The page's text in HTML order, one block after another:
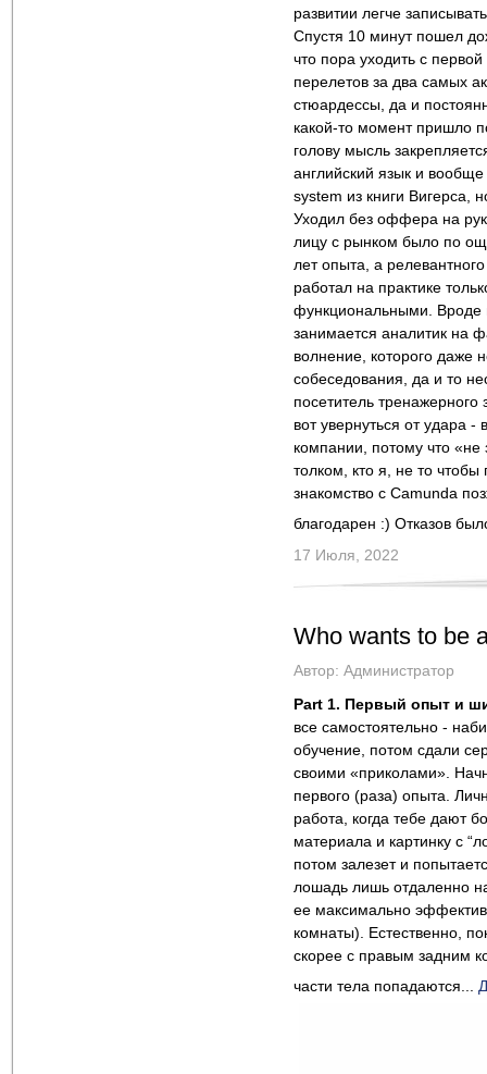
развитии легче
Спустя 10 минут пошел
что пора уходить с
перелетов за два самых
стюардессы, да и
какой-то момент пришло
голову мысль
английский язык и
system из книги Вигерса,
Уходил без оффера на
лицу с рынком было по
лет опыта, а
работал на практике
функциональными. Вроде
занимается аналитик на
волнение, которого даже
собеседования, да и то
посетитель
вот увернуться от удара
компании, потому что «не
толком, кто я, не то чтобы
знакомство с Camunda
благодарен :) Отказов
17 Июля, 2022
Who wants to be
Автор: Администратор
Part 1. Первый опыт и
все самостоятельно -
обучение, потом сдали
своими «приколами».
первого (раза) опыта.
работа, когда тебе дают
материала и картинку с
потом залезет и
лошадь лишь отдаленно
ее максимально
комнаты). Естественно,
скорее с правым задним
части тела попадаются...